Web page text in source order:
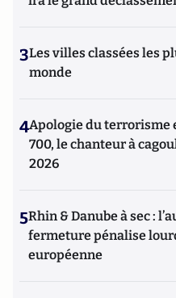
3Les villes classées les
monde
4Apologie du terrorisme
700, le chanteur à
2026
5Rhin & Danube à sec :
fermeture pénalise
européenne